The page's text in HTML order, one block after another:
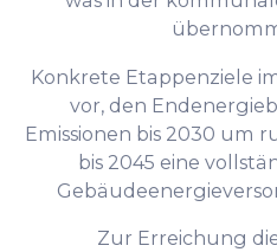
Konkrete Etappenziele
vor, den
Emissionen bis 2030 um
bis 2045 eine
Zur Erreichung